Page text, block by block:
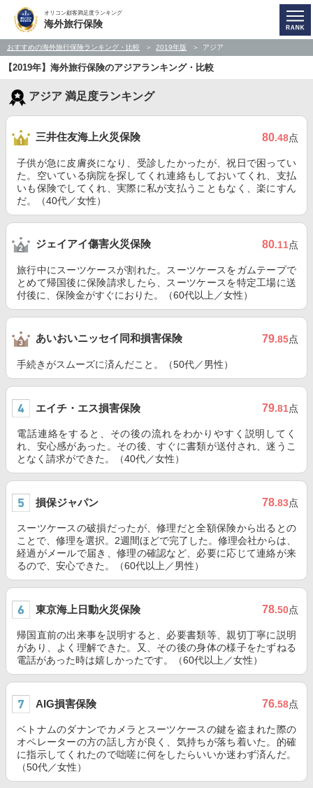
オリコン顧客満足度ランキング
海外旅行保険
おすすめの海外旅行保険ランキング・比較 2019年版 アジア
【2019年】海外旅行保険のアジアランキング・比較
アジア 満足度ランキング
三井住友海上火災保険 80.48点
子供が急に皮膚炎になり、受診したかったが、祝日で困ってい
た。空いている病院を探してくれ連絡もしておいてくれ、支払
いも保険でしてくれ、実際に私が支払うこともなく、楽にすん
だ。（40代／女性）
ジェイアイ傷害火災保険 80.11点
旅行中にスーツケースが割れた。スーツケースをガムテープで
とめて帰国後に保険請求したら、スーツケースを特定工場に送
付後に、保険金がすぐにおりた。（60代以上／女性）
あいおいニッセイ同和損害保険 79.85点
手続きがスムーズに済んだこと。（50代／男性）
エイチ・エス損害保険 79.81点
電話連絡をすると、その後の流れをわかりやすく説明してく
れ、安心感があった。その後、すぐに書類が送付され、迷うこ
となく請求ができた。（40代／女性）
損保ジャパン 78.83点
スーツケースの破損だったが、修理だと全額保険から出るとの
ことで、修理を選択。2週間ほどで完了した。修理会社からは、
経過がメールで届き、修理の確認など、必要に応じて連絡が来
るので、安心できた。（60代以上／男性）
東京海上日動火災保険 78.50点
帰国直前の出来事を説明すると、必要書類等、親切丁寧に説明
があり、よく理解できた。又、その後の身体の様子をたずねる
電話があった時は嬉しかったです。（60代以上／女性）
AIG損害保険 76.58点
ベトナムのダナンでカメラとスーツケースの鍵を盗まれた際の
オペレーターの方の話し方が良く、気持ちが落ち着いた。的確
に指示してくれたので咄嗟に何をしたらいいか迷わず済んだ。
（50代／女性）